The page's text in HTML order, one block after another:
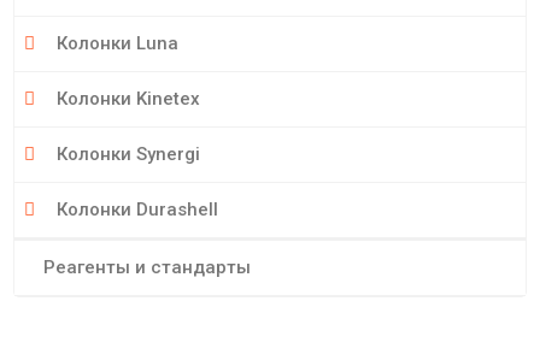
Колонки Luna
Колонки Kinetex
Колонки Synergi
Колонки Durashell
Реагенты и стандарты